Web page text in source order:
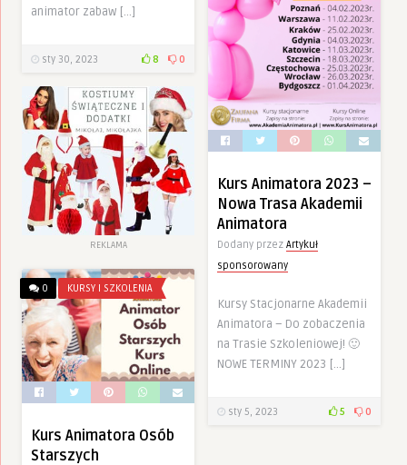
animator zabaw […]
sty 30, 2023 8 0
Kurs Animatora 2023 –
Nowa Trasa Akademii
Animatora
Dodany przez Artykuł
sponsorowany
Kursy Stacjonarne Akademii
Animatora – Do zobaczenia
na Trasie Szkoleniowej! 🙂
NOWE TERMINY 2023 […]
sty 5, 2023 5 0
REKLAMA
0 KURSY I SZKOLENIA
Kurs Animatora Osób
Starszych